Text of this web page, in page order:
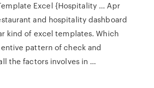
Excel {Hospitality ... Apr
and hospitality dashboard
kind of excel templates. Which
pattern of check and
the factors involves in …